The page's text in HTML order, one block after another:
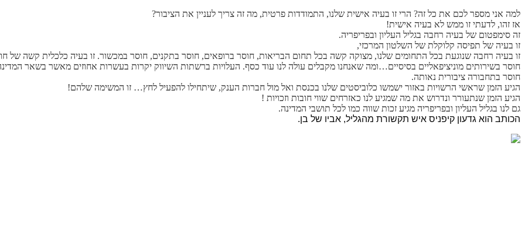
למה אני מספר לכם את כל זה? הרי זו בעיה אישית שלנו, התמודדות פרטית, מה זה צריך לעניין את הציבור?
אז זהו, לדעתי זו ממש לא בעיה אישית!
זה סימפטום של בעיה רחבה בגליל העליון ובפריפריה.
זו בעיה של תפיסה קלוקלת של השלטון המרכזי,
זו בעיה רחבה שנוגעת בכל התחומים שלנו, מצוקה קשה בכל תחום הבריאות, חוסר ברופאים, חוסר בתקנים, חוסר במכשור. זו בעיה כלכלית קשה של
חוסר בשירותים מוניציפאליים בסיסיים…ומה שאנחנו מקבלים עולה לנו עוד כסף. העלויות ברשתות השיווק יקרות בעשרות אחוזים מאשר בשאר
חוסר בתחבורה ציבורית נאותה.
הגיע הזמן שראשי הרשויות באזור ישמשו כלוביסטים שלנו בכנסת ואל מול חברות הענק, שיתחילו להפעיל לחץ… זו המשימה שלהם!
הגיע הזמן שנתעורר ונדרוש את מה שמגיע לנו כאזרחים שווי חובות וזכויות !
גם לנו בגליל העליון ובפריפריה מגיע זכות שווה כמו לכל תושבי המדינה.
הכותב הוא גדעון קיפניס איש תקשורת מהגליל, אביו של בן.